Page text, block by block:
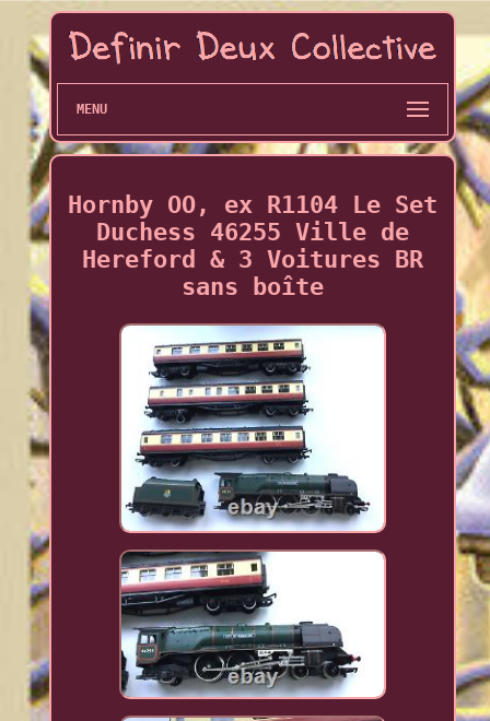
MENU
Hornby OO, ex R1104 Le Set
Duchess 46255 Ville de
Hereford & 3 Voitures BR
sans boîte